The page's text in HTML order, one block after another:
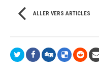
ALLER VERS ARTICLES